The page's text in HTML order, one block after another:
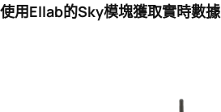
使用Ellab的sky模塊獲取實時數據